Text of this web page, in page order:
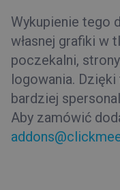
Wykupienie tego
własnej grafiki w
poczekalni,
logowania.
bardziej
Aby zamówić